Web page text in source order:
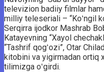
televizion badiiy filmlar
milliy teleseriali – “Koʻngil
Serqirra ijodkor Mashrab
Katayevning “Xayol
“Tashrif qogʻozi”, Otar
kitobini va yigirmadan ortiq
tilimizga oʻgirdi.